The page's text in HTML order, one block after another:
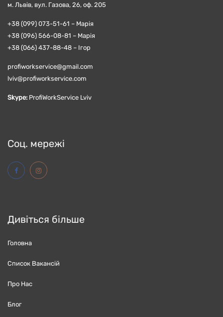
м. Львів, вул. Газова, 26, оф. 205
+38 (099) 073-51-61 – Марія
+38 (096) 566-08-81 – Марія
+38 (066) 437-88-48 – Iгор
profiworkservice@gmail.com
lviv@profiworkservice.com
Skype: ProfiWorkService Lviv
Соц. мережі
Дивіться більше
Головна
Список Вакансій
Про Нас
Блог